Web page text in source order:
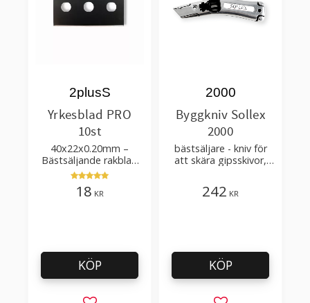
Yrkesblad PRO
10st
40x22x0.20mm –
Bästsäljande rakblad
för att skära tapet, tyg,
filt, hobby bruk
2plusS
18 KR
KÖP
Byggkniv Sollex
2000
bästsäljare - kniv för
att skära gipsskivor,
2000
242 KR
KÖP